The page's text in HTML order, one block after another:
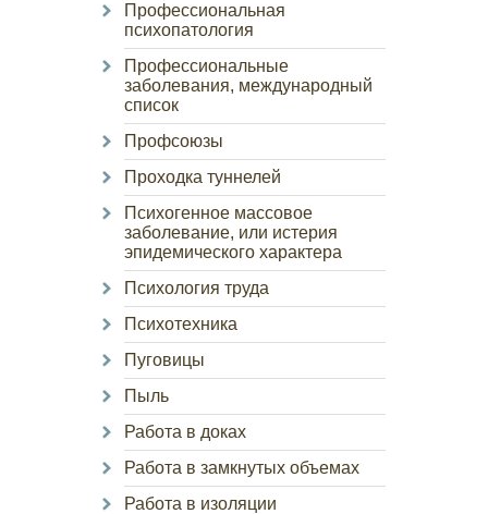
Профессиональная
психопатология
Профессиональные
заболевания, международный
список
Профсоюзы
Проходка туннелей
Психогенное массовое
заболевание, или истерия
эпидемического характера
Психология труда
Психотехника
Пуговицы
Пыль
Работа в доках
Работа в замкнутых объемах
Работа в изоляции